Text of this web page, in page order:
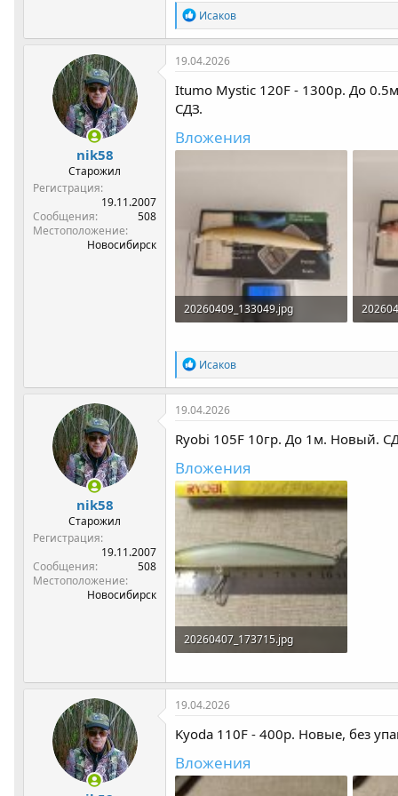
Р
е
а
к
и
и
:
Исаков
nik58
Старожил
Регистрация
19.11.2007
Сообщения
508
Местоположение
Новосибирск
19.04.2026
Itumo Mystic 120F - 1300р. До
СДЗ.
Вложения
20260409_133049.jpg
Р
е
а
к
и
и
:
Исаков
nik58
Старожил
Регистрация
19.11.2007
Сообщения
508
Местоположение
Новосибирск
19.04.2026
Ryobi 105F 10гр. До 1м. Новый.
Вложения
20260407_173715.jpg
19.04.2026
Kyoda 110F - 400р. Новые, без
Вложения